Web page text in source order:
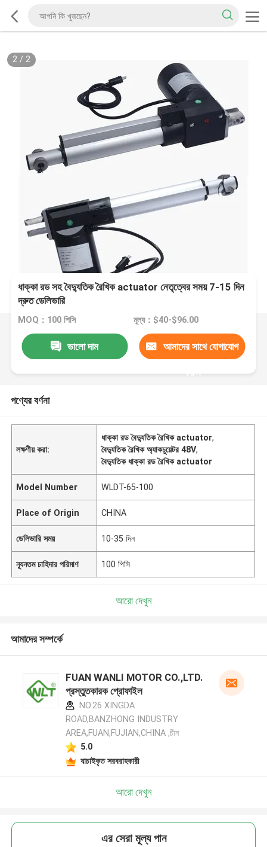
2/ 2
ধাক্কা রড সহ বৈদ্যুতিক রৈখিক actuator নেতৃত্বের সময় 7-15 দিন
দ্রুত ডেলিভারি
MOQ：100 পিসি মূল্য：$40-$96.00
ভালো দাম আমাদের সাথে যোগাযোগ
করুন
পণ্যের বর্ণনা
লক্ষণীয় করা:
ধাক্কা রড বৈদ্যুতিক রৈখিক actuator,
বৈদ্যুতিক রৈখিক অ্যাকচুয়েটর 48V,
বৈদ্যুতিক ধাক্কা রড রৈখিক actuator
Model Number WLDT-65-100
Place of Origin CHINA
ডেলিভারি সময় 10-35 দিন
ন্যূনতম চাহিদার পরিমাণ 100 পিসি
আরো দেখুন
আমাদের সম্পর্কে
FUAN WANLI MOTOR CO.,LTD.
প্রস্তুতকারক প্রোফাইল
NO.26 XINGDA
ROAD,BANZHONG INDUSTRY
AREA,FUAN,FUJIAN,CHINA ,চীন
5.0
যাচাইকৃত সরবরাহকারী
আরো দেখুন
এর সেরা মূল্য পান